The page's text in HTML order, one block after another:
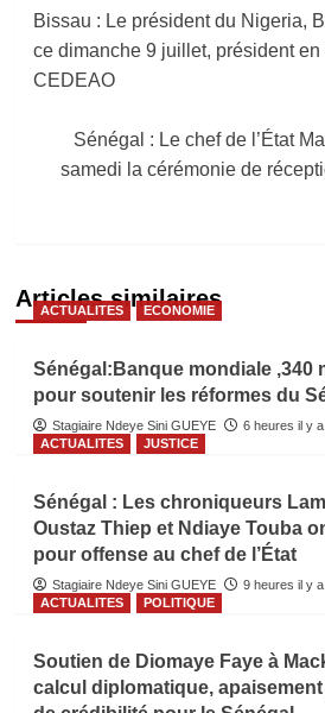
d’article
Bissau : Le président du Nigeria,
ce dimanche 9 juillet, président
CEDEAO
Sénégal : Le chef de l’État
samedi la cérémonie de
Articles similaires
ACTUALITES ECONOMIE
Sénégal:Banque mondiale ,340
pour soutenir les réformes du
Stagiaire Ndeye Sini GUEYE
6 heures il y a
ACTUALITES
JUSTICE
Sénégal : Les chroniqueurs
Oustaz Thiep et Ndiaye Touba
pour offense au chef de l’État
Stagiaire Ndeye Sini GUEYE
9 heures il y a
ACTUALITES
POLITIQUE
Soutien de Diomaye Faye à
calcul diplomatique,